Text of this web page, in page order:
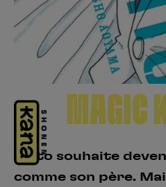
MAGIC
Kaito souhaite
comme son père.
Se connecter
Hunter x Hunter
Fire Force
Black Butler